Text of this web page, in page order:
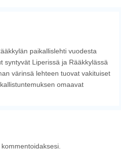
paikallislehti vuodesta
syntyvät Liperissä ja Rääkkylässä
värinsä lehteen tuovat vakituiset
omaavat
kommentoidaksesi.